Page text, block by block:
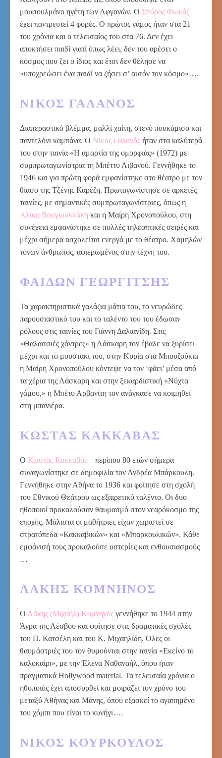
μουσουλμάνο ηγέτη των Αφγανών. Ο Σπύρος Φωκάς
έχει παντρευτεί 4 φορές. Ο πρώτος γάμος ήταν στα 21
του χρόνια και ο τελευταίος του στα 76. Δεν έχει
αποκτήσει παιδί γιατί όπως λέει, δεν του αρέσει ο
κόσμος που ζει ο ίδιος και έτσι δεν θέλησε να
«υποχρεώσει ένα παιδί να ζήσει σ’ αυτόν τον κόσμο»….
ΝΊΚΟΣ ΓΑΛΑΝΌΣ
Διαπεραστικό βλέμμα, μαλλί χαίτη, στενό πουκάμισο και
παντελόνι καμπάνα. Ο Νίκος Γαλανός ήταν στα καλύτερά
του στην ταινία «Η αμαρτία της ομορφιάς» (1972) με
συμπρωταγωνίστρια τη Μπέττυ Λιβανού. Γεννήθηκε το
1946 και για πρώτη φορά εμφανίστηκε στο θέατρο με τον
θίασο της Τζένης Καρέζη. Πρωταγωνίστησε σε αρκετές
ταινίες, με σημαντικές συμπρωταγωνίστριες, όπως η
Αλίκη Βουγιουκλάκη και η Μαίρη Χρονοπούλου, στη
συνέχεια εμφανίστηκε σε πολλές τηλεοπτικές σειρές και
μέχρι σήμερα ασχολείται ενεργά με το θέατρο. Χαμηλών
τόνων άνθρωπος, αφιερωμένος στην τέχνη του.
ΦΑΊΔΩΝ ΓΕΩΡΓΊΤΣΗΣ
Τα χαρακτηριστικά γαλάζια μάτια του, το νευρώδες
παρουσιαστικό του και το ταλέντο του του έδωσαν
ρόλους στις ταινίες του Γιάννη Δαλιανίδη. Στις
«Θαλασσιές χάντρες» η Λάσκαρη τον έβαλε να ξυρίσει
μέχρι και το μουστάκι του, στην Κυρία στα Μπουζούκια
η Μαίρη Χρονοπούλου κόντεψε να τον ‘φάει’ μέσα από
τα χέρια της Λάσκαρη και στην ξεκαρδιστική «Νύχτα
γάμου,» η Μπέτυ Αρβανίτη τον ανάγκασε να κοιμηθεί
στη μπανιέρα.
ΚΏΣΤΑΣ ΚΑΚΚΑΒΆΣ
Ο Κώστας Κακκαβάς – περίπου 80 ετών σήμερα –
συναγωνίστηκε σε δημοφιλία τον Ανδρέα Μπάρκουλη.
Γεννήθηκε στην Αθήνα το 1936 και φοίτησε στη σχολή
του Εθνικού Θεάτρου ως εξαιρετικό ταλέντο. Οι δυο
ηθοποιοί προκαλούσαν θαυμασμό στον νεαρόκοσμο της
εποχής. Μάλιστα οι μαθήτριες είχαν χωριστεί σε
στρατόπεδα «Κακκαβικών» και «Μπαρκουλικών». Κάθε
εμφάνισή τους προκαλούσε υστερίες και ενθουσιασμούς
…
ΛΆΚΗΣ ΚΟΜΝΗΝΌΣ
Ο Λάκης (Μιχαήλ) Κομνηνός γεννήθηκε το 1944 στην
Άγρα της Λέσβου και φοίτησε στις δραματικές σχολές
του Π. Κατσέλη και του Κ. Μιχαηλίδη. Όλες οι
θαυμάστριές του τον θυμούνται στην ταινία «Εκείνο το
καλοκαίρι», με την Έλενα Ναθαναήλ, όπου ήταν
πραγματικά Hollywood material. Τα τελευταία χρόνια ο
ηθοποιός έχει αποσυρθεί και μοιράζει τον χρόνο του
μεταξύ Αθήνας και Μάνης, όπου εξασκεί το αγαπημένο
του χόμπι που είναι το κυνήγι….
ΝΊΚΟΣ ΚΟΎΡΚΟΥΛΟΣ